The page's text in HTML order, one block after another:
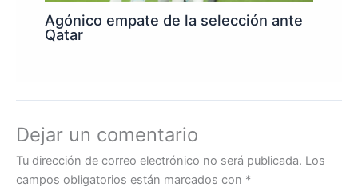
Agónico empate de la selección ante
Qatar
Dejar un comentario
Tu dirección de correo electrónico no será publicada. Los
campos obligatorios están marcados con *